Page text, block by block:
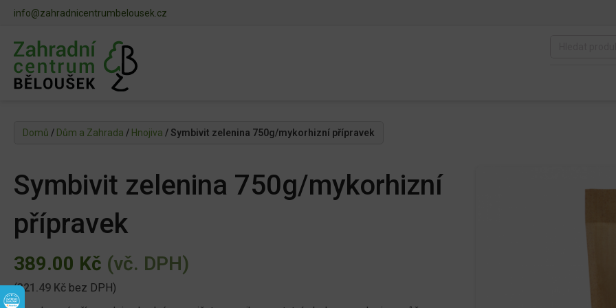
info@zahradnicentrumbelousek.cz
Domů / Dům a Zahrada / Hnojiva / Symbivit zelenina 750g/mykorhizní přípravek
Symbivit zelenina 750g/mykorhizní
přípravek
389.00 Kč (vč. DPH)
(321.49 Kč bez DPH)